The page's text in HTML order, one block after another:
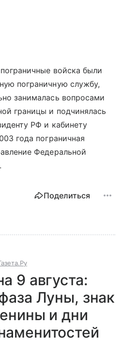
войска были
пограничную службу,
занималась вопросами
границы и подчинялась
РФ и кабинету
года пограничная
Федеральной
Поделиться
9 августа:
Луны, знак
и дни